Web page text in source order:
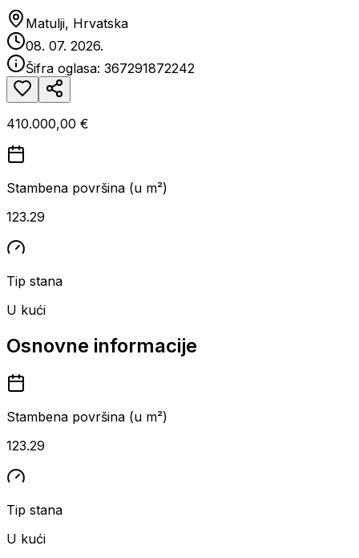
Matulji, Hrvatska
08. 07. 2026.
Šifra oglasa: 367291872242
410.000,00 €
Stambena površina (u m²)
123.29
Tip stana
U kući
Osnovne informacije
Stambena površina (u m²)
123.29
Tip stana
U kući